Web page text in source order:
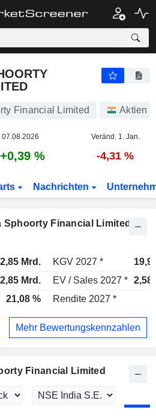
Financial Limited Aktien
07.08.2026 Veränd. 1. Jan.
+0,39 % -4,31 %
Nachrichten
Sphoorty Financial Limited
Mrd. KGV 2027 *
Mrd. EV / Sales 2027 *
21,08 % Rendite 2027 *
Mehr Bewertungskennzahlen
Financial Limited